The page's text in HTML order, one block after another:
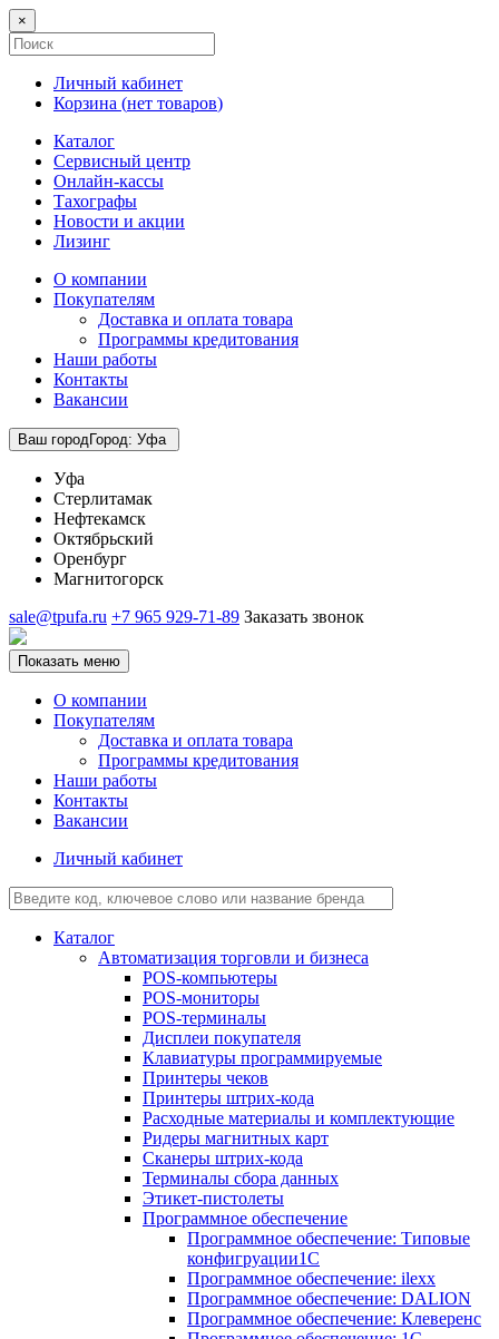
×
Личный кабинет
Корзина (нет товаров)
Каталог
Сервисный центр
Онлайн-кассы
Тахографы
Новости и акции
Лизинг
О компании
Покупателям
Доставка и оплата товара
Программы кредитования
Наши работы
Контакты
Вакансии
Ваш городГород: Уфа
Уфа
Стерлитамак
Нефтекамск
Октябрьский
Оренбург
Магнитогорск
sale@tpufa.ru +7 965 929-71-89 Заказать звонок
Показать меню
О компании
Покупателям
Доставка и оплата товара
Программы кредитования
Наши работы
Контакты
Вакансии
Личный кабинет
Каталог
Автоматизация торговли и бизнеса
POS-компьютеры
POS-мониторы
POS-терминалы
Дисплеи покупателя
Клавиатуры программируемые
Принтеры чеков
Принтеры штрих-кода
Расходные материалы и комплектующие
Ридеры магнитных карт
Сканеры штрих-кода
Терминалы сбора данных
Этикет-пистолеты
Программное обеспечение
Программное обеспечение: Типовые
конфигруации1С
Программное обеспечение: ilexx
Программное обеспечение: DALION
Программное обеспечение: Клеверенс